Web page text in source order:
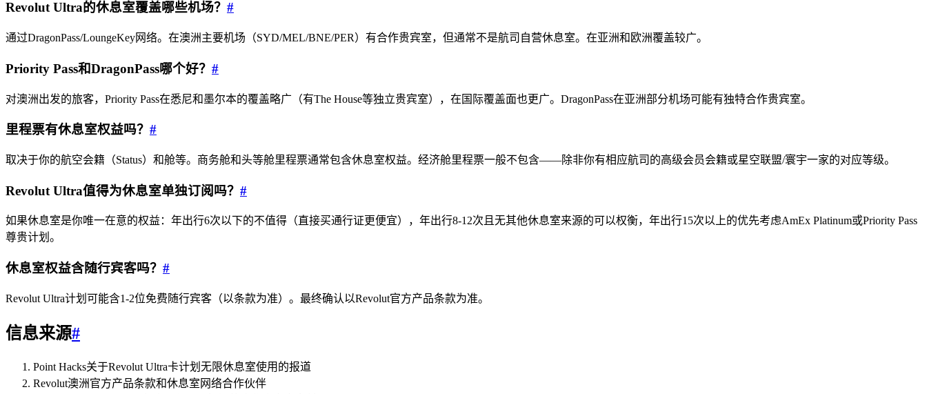
Revolut Ultra的休息室覆盖哪些机场？ #
通过DragonPass/LoungeKey网络。在澳洲主要机场（SYD/MEL/BNE/PER）有合作贵宾室，但通常不是航司自营休息室。在亚洲和欧洲覆盖较广。
Priority Pass和DragonPass哪个好？ #
对澳洲出发的旅客，Priority Pass在悉尼和墨尔本的覆盖略广（有The House等独立贵宾室），在国际覆盖面也更广。DragonPass在亚洲部分机场可能有独特合作贵宾室。
里程票有休息室权益吗？ #
取决于你的航空会籍（Status）和舱等。商务舱和头等舱里程票通常包含休息室权益。经济舱里程票一般不包含——除非你有相应航司的高级会员会籍或星空联盟/寰宇一家的对应等级。
Revolut Ultra值得为休息室单独订阅吗？ #
如果休息室是你唯一在意的权益：年出行6次以下的不值得（直接买通行证更便宜），年出行8-12次且无其他休息室来源的可以权衡，年出行15次以上的优先考虑AmEx Platinum或Priority Pass
尊贵计划。
休息室权益含随行宾客吗？ #
Revolut Ultra计划可能含1-2位免费随行宾客（以条款为准）。最终确认以Revolut官方产品条款为准。
信息来源#
Point Hacks关于Revolut Ultra卡计划无限休息室使用的报道
Revolut澳洲官方产品条款和休息室网络合作伙伴